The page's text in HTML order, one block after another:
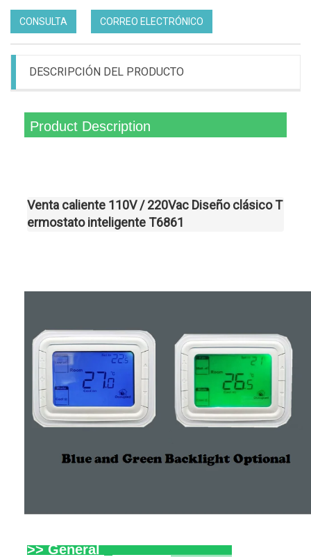
CONSULTA CORREO ELECTRÓNICO
DESCRIPCIÓN DEL PRODUCTO
Product Description
Venta caliente 110V / 220Vac Diseño clásico T
ermostato inteligente T6861
>> General